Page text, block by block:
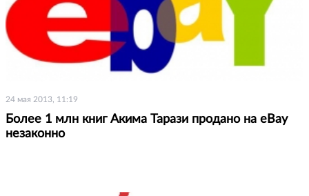
24 мая 2013, 11:19
Более 1 млн книг Акима Тарази продано на eBay
незаконно